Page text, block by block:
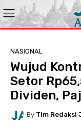
NASIONAL
Wujud
Setor
Dividen,
By Tim